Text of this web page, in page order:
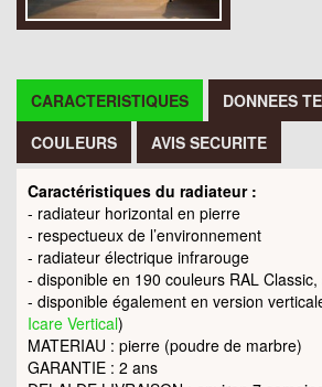
CARACTERISTIQUES
DONNEES
COULEURS
AVIS SECURITE
Caractéristiques du radiateur :
- radiateur horizontal en pierre
- respectueux de l’environnement
- radiateur électrique infrarouge
- disponible en 190 couleurs RAL
- disponible également en version
Icare Vertical)
MATERIAU : pierre (poudre de marbre)
GARANTIE : 2 ans